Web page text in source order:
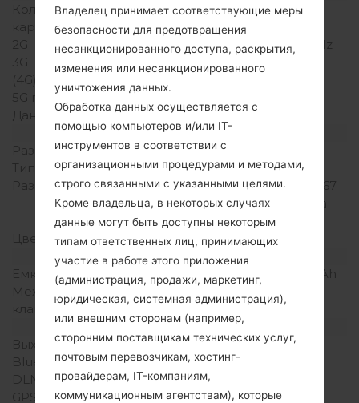
Количество мест для сим
карты
1 Мини SIM
2G
GSM 900/1800/1900 MHz
3G
-
(4G) LTE
-
5G network
Данные
-
Дисплей
Размер экрана
2.4 in
Тип экрана
TFT
Разрешение экрана
240 x 320 пикселей (~167
плотность пикселей на
дюйм)
Цвета экрана
256K цветов
Аккумулятор и клавиатура
Емкость аккумулятора
Съемный Li-Ion 900 mAh
Механическая
клавиатура
Есть
Интерфейсы
Выход для аудио
-
Bluetooth
Есть
DLNA
Нет
GPS
-
Владелец принимает соответствующие меры
безопасности для предотвращения
несанкционированного доступа, раскрытия,
изменения или несанкционированного
уничтожения данных.
Обработка данных осуществляется с
помощью компьютеров и/или IT-
инструментов в соответствии с
организационными процедурами и методами,
строго связанными с указанными целями.
Кроме владельца, в некоторых случаях
данные могут быть доступны некоторым
типам ответственных лиц, принимающих
участие в работе этого приложения
(администрация, продажи, маркетинг,
юридическая, системная администрация),
или внешним сторонам (например,
сторонним поставщикам технических услуг,
почтовым перевозчикам, хостинг-
провайдерам, IT-компаниям,
коммуникационным агентствам), которые